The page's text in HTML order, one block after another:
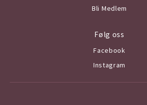
Bli Medlem
Følg oss
Facebook
Instagram